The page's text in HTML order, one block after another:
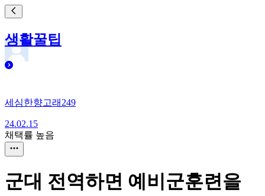
생활꿀팁
세심한향고래249
24.02.15
채택률 높음
군대 전역하면 예비군훈련을